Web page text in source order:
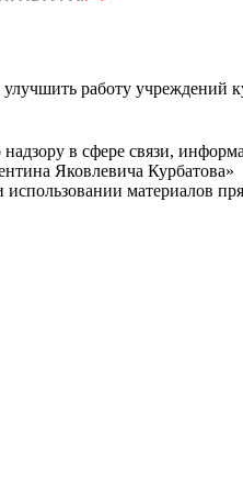
работу учреждений
в сфере связи,
Яковлевича Курбатова»
материалов